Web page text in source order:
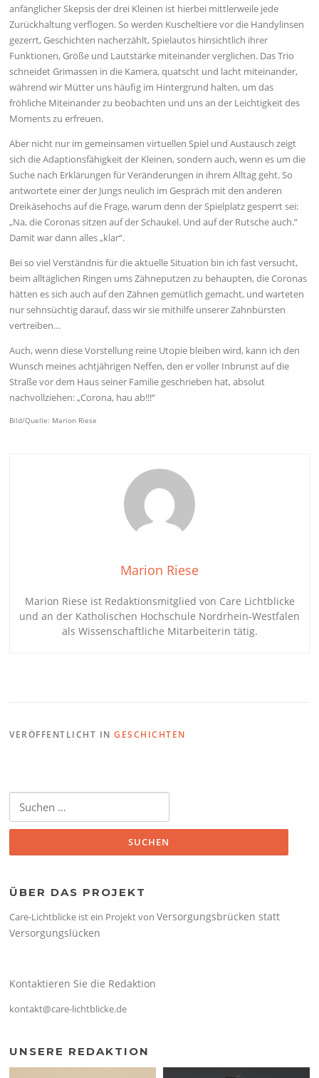
anfänglicher Skepsis der drei Kleinen ist hierbei mittlerweile jede
Zurückhaltung verflogen. So werden Kuscheltiere vor die Handylinsen
gezerrt, Geschichten nacherzählt, Spielautos hinsichtlich ihrer
Funktionen, Größe und Lautstärke miteinander verglichen. Das Trio
schneidet Grimassen in die Kamera, quatscht und lacht miteinander,
während wir Mütter uns häufig im Hintergrund halten, um das
fröhliche Miteinander zu beobachten und uns an der Leichtigkeit des
Moments zu erfreuen.
Aber nicht nur im gemeinsamen virtuellen Spiel und Austausch zeigt
sich die Adaptionsfähigkeit der Kleinen, sondern auch, wenn es um die
Suche nach Erklärungen für Veränderungen in ihrem Alltag geht. So
antwortete einer der Jungs neulich im Gespräch mit den anderen
Dreikäsehochs auf die Frage, warum denn der Spielplatz gesperrt sei:
„Na, die Coronas sitzen auf der Schaukel. Und auf der Rutsche auch.“
Damit war dann alles „klar“.
Bei so viel Verständnis für die aktuelle Situation bin ich fast versucht,
beim alltäglichen Ringen ums Zähneputzen zu behaupten, die Coronas
hätten es sich auch auf den Zähnen gemütlich gemacht, und warteten
nur sehnsüchtig darauf, dass wir sie mithilfe unserer Zahnbürsten
vertreiben…
Auch, wenn diese Vorstellung reine Utopie bleiben wird, kann ich den
Wunsch meines achtjährigen Neffen, den er voller Inbrunst auf die
Straße vor dem Haus seiner Familie geschrieben hat, absolut
nachvollziehen: „Corona, hau ab!!!“
Bild/Quelle: Marion Riese
Marion Riese
Marion Riese ist Redaktionsmitglied von Care Lichtblicke
und an der Katholischen Hochschule Nordrhein-Westfalen
als Wissenschaftliche Mitarbeiterin tätig.
VERÖFFENTLICHT INGESCHICHTEN
nach:
ÜBER DAS PROJEKT
Care-Lichtblicke ist ein Projekt vonVersorgungsbrücken statt
Versorgungslücken
Kontaktieren Sie die Redaktion
kontakt@care-lichtblicke.de
UNSERE REDAKTION